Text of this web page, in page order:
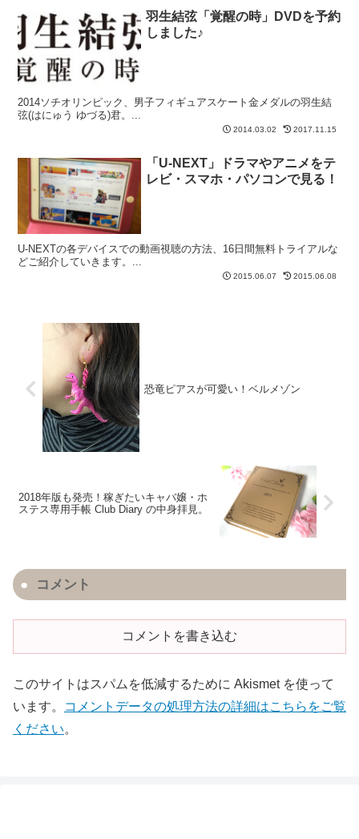
羽生結弦「覚醒の時」DVDを予約
しました♪
2014ソチオリンピック、男子フィギュアスケート金メダルの羽生結
弦(はにゅう ゆづる)君。...
2014.03.02 2017.11.15
「U-NEXT」ドラマやアニメをテ
レビ・スマホ・パソコンで見る！
U-NEXTの各デバイスでの動画視聴の方法、16日間無料トライアルな
どご紹介していきます。...
2015.06.07 2015.06.08
恐竜ピアスが可愛い！ベルメゾン
2018年版も発売！稼ぎたいキャバ嬢・ホ
ステス専用手帳 Club Diary の中身拝見。
コメント
コメントを書き込む
このサイトはスパムを低減するために Akismet を使って
います。
コメントデータの処理方法の詳細はこちらをご覧
ください。